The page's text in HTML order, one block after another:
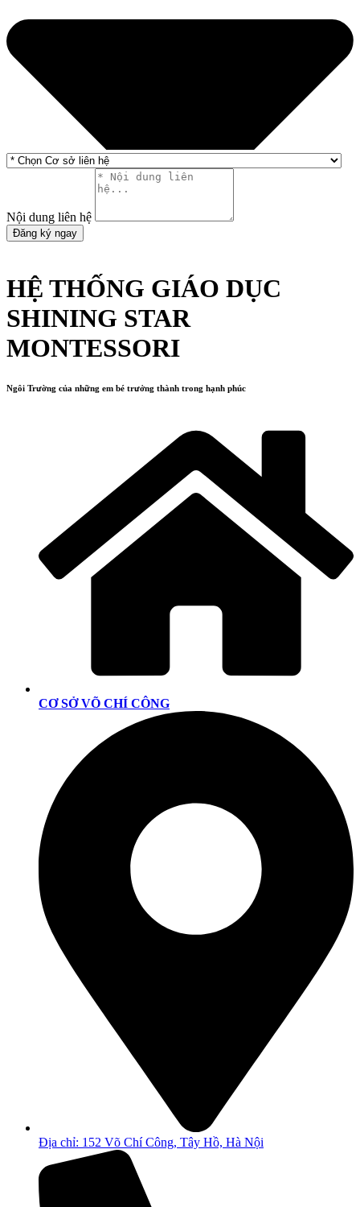
Nội dung liên hệ
Đăng ký ngay
HỆ THỐNG GIÁO DỤC
SHINING STAR
MONTESSORI
Ngôi Trường của những em bé trưởng thành trong hạnh phúc
CƠ SỞ VÕ CHÍ CÔNG
Địa chỉ: 152 Võ Chí Công, Tây Hồ, Hà Nội